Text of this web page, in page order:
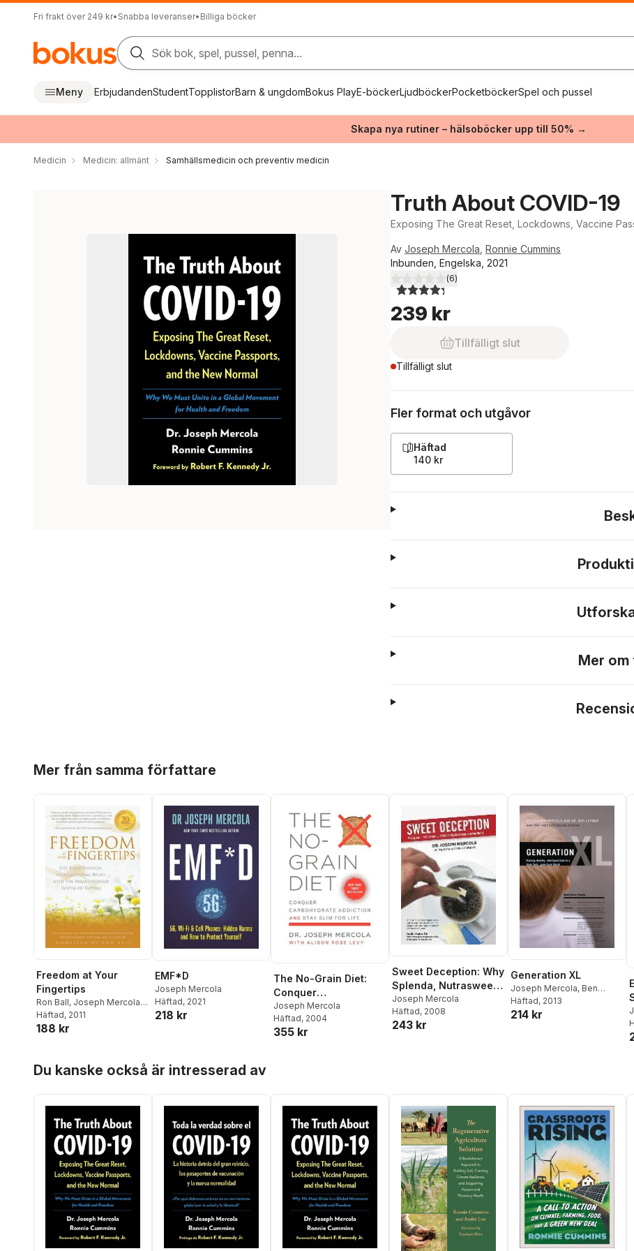
Fri frakt över 249 kr• Snabba leveranser• Billiga böcker
Sök bok, spel, pussel, penna...
Meny ErbjudandenStudentTopplistorBarn & ungdomBokus PlayE-böckerLjudböckerPocketböckerSpel och pussel
Skapa nya rutiner – hälsoböcker upp till 50% →
Medicin Medicin: allmänt Samhällsmedicin och preventiv medicin
Truth About COVID-19
Exposing The Great Reset, Lockdowns, Vaccine
Av Joseph Mercola Ronnie Cummins
Inbunden, Engelska, 2021
4,3utav 5 stjärnor. Totalt antal röster:
(6)
239 kr
Tillfälligt slut
Tillfälligt slut
Fler format och utgåvor
Häftad
140 kr
Mer
Mer från samma författare
Freedom at Your
Fingertips
Ron Ball, Joseph Mercola,
Ron Ball
Häftad, 2011
188 kr
EMF*D
Joseph Mercola
Häftad, 2021
218 kr
The No-Grain Diet:
Conquer
Carbohydrate
Addiction and Stay
Slim for Life
Joseph Mercola
Häftad, 2004
355 kr
Sweet Deception: Why
Splenda, Nutrasweet,
and the FDA May Be
Hazardous to Your
Health
Joseph Mercola
Häftad, 2008
243 kr
Generation XL
Joseph Mercola, Ben
Lerner
Häftad, 2013
214 kr
Du kanske också är intresserad av